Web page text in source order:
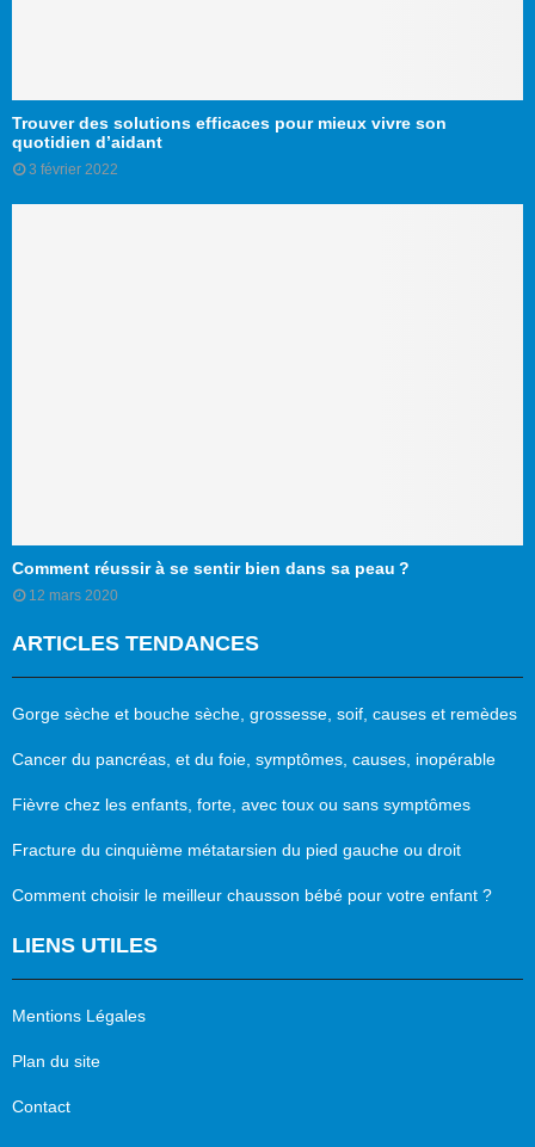
Trouver des solutions efficaces pour mieux vivre son
quotidien d’aidant
3 février 2022
Comment réussir à se sentir bien dans sa peau ?
12 mars 2020
ARTICLES TENDANCES
Gorge sèche et bouche sèche, grossesse, soif, causes et remèdes
Cancer du pancréas, et du foie, symptômes, causes, inopérable
Fièvre chez les enfants, forte, avec toux ou sans symptômes
Fracture du cinquième métatarsien du pied gauche ou droit
Comment choisir le meilleur chausson bébé pour votre enfant ?
LIENS UTILES
Mentions Légales
Plan du site
Contact